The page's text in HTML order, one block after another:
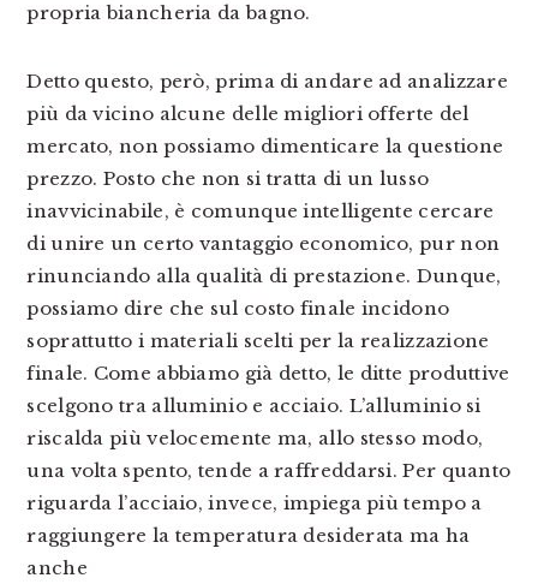
propria biancheria da bagno.
Detto questo, però, prima di andare ad analizzare
più da vicino alcune delle migliori offerte del
mercato, non possiamo dimenticare la questione
prezzo. Posto che non si tratta di un lusso
inavvicinabile, è comunque intelligente cercare
di unire un certo vantaggio economico, pur non
rinunciando alla qualità di prestazione. Dunque,
possiamo dire che sul costo finale incidono
soprattutto i materiali scelti per la realizzazione
finale. Come abbiamo già detto, le ditte produttive
scelgono tra alluminio e acciaio. L’alluminio si
riscalda più velocemente ma, allo stesso modo,
una volta spento, tende a raffreddarsi. Per quanto
riguarda l’acciaio, invece, impiega più tempo a
raggiungere la temperatura desiderata ma ha
anche